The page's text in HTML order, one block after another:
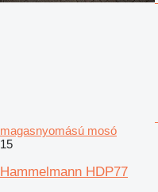
magasnyomású mosó
15
Hammelmann HDP77